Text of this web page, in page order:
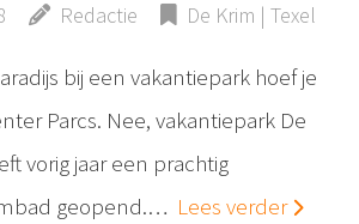
Redactie De Krim | Texel
bij een vakantiepark hoef je
Parcs. Nee, vakantiepark De
vorig jaar een prachtig
geopend.… Lees verder